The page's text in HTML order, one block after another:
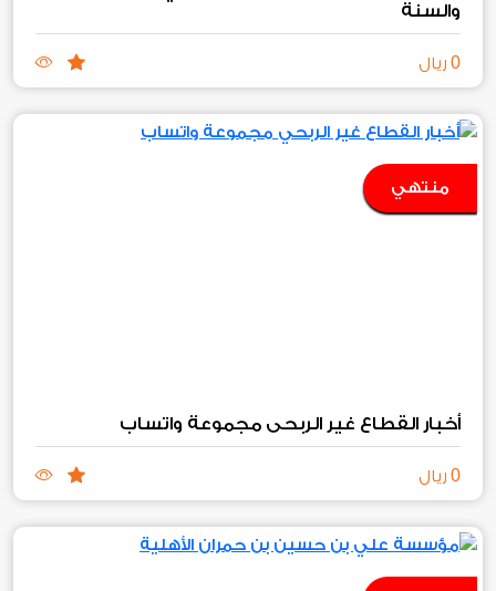
والسنة
0 ريال
منتهي
أخبار القطاع غير الربحي مجموعة واتساب
0 ريال